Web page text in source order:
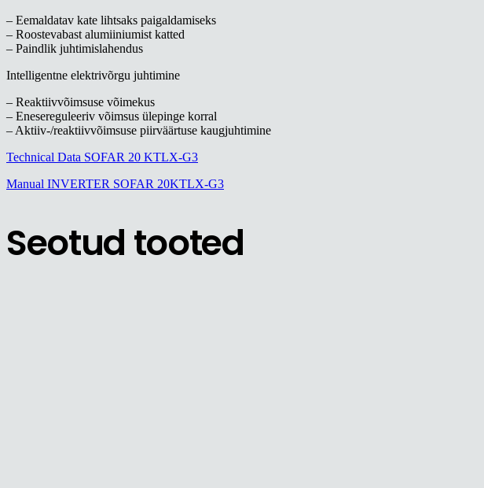
– Eemaldatav kate lihtsaks paigaldamiseks
– Roostevabast alumiiniumist katted
– Paindlik juhtimislahendus
Intelligentne elektrivõrgu juhtimine
– Reaktiivvõimsuse võimekus
– Enesereguleeriv võimsus ülepinge korral
– Aktiiv-/reaktiivvõimsuse piirväärtuse kaugjuhtimine
Technical Data SOFAR 20 KTLX-G3
Manual INVERTER SOFAR 20KTLX-G3
Seotud tooted